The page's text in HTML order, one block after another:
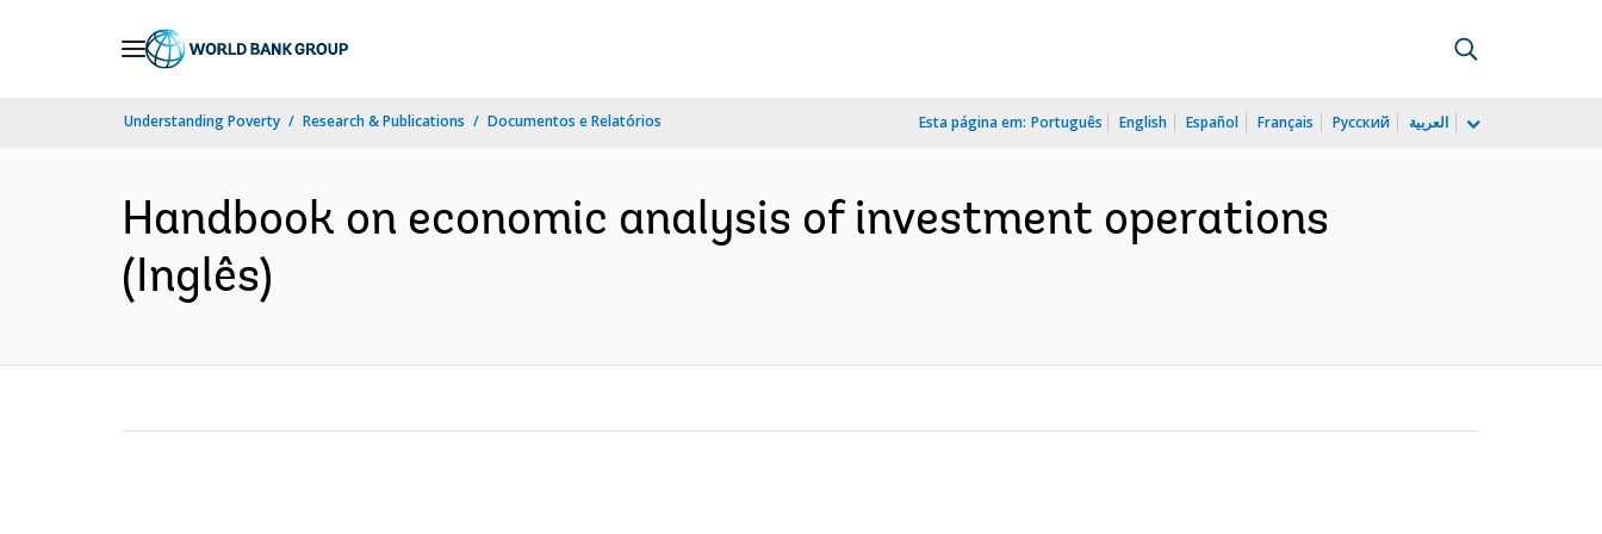
Understanding Poverty Research & Publications Documentos e Relatórios Esta página em: Português English Español Français Русский العربية
Handbook on economic analysis of investment operations
(Inglês)